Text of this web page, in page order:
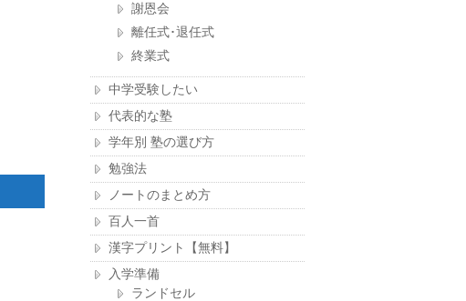
謝恩会
離任式･退任式
終業式
中学受験したい
代表的な塾
学年別 塾の選び方
勉強法
ノートのまとめ方
百人一首
漢字プリント【無料】
入学準備
ランドセル